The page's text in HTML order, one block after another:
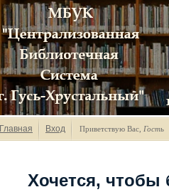
Главная Вход Приветствую Вас Гость
Хочется, чтобы